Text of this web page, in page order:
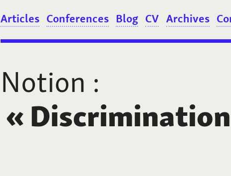
Articles Conferences Blog CV Archives
Notion :
« Discrimination